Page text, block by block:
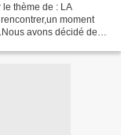
thème de : LA
moment
avons décidé de